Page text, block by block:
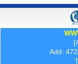
[
Add: